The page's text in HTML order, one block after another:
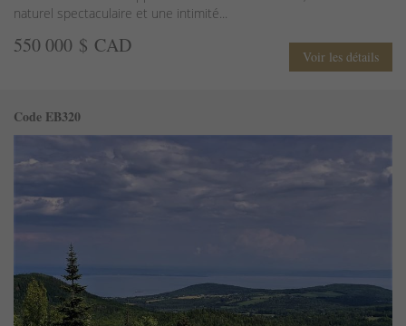
naturel spectaculaire et une intimité...
550 000 $ CAD Voir les détails
Code EB320